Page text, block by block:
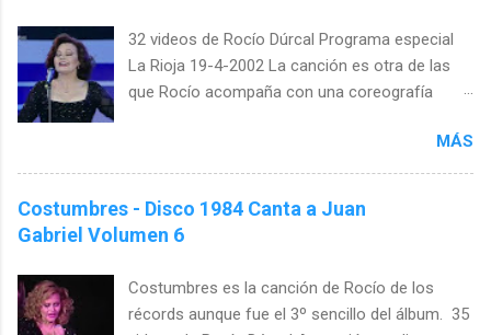
32 videos de Rocío Dúrcal Programa especial
La Rioja 19-4-2002 La canción es otra de las
que Rocío acompaña con una coreografía
lenguaje de signos. Girándose con los brazos
arriba, enseñando las vueltas que da la vida con
las manos, mostrando como va creciendo el
amor y envolviendo todo con sus gestos.
siempre. Que nunca se han compuesto porque
MÁS
Costumbres - Disco 1984 Canta a Juan
Gabriel Volumen 6
Costumbres es la canción de Rocío de los
récords aunque fue el 3º sencillo del álbum. 35